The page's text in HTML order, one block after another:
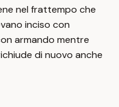
nel frattempo che
inciso con
armando mentre
di nuovo anche